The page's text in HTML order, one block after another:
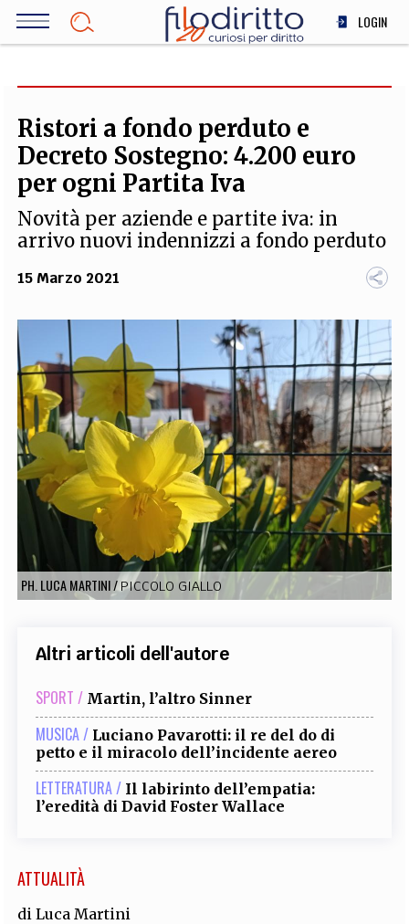
Salta
LOGIN
SOCIETÀ
MEDICINA
SCIENZA
INNOVAZIONE
ALTRO
TEAM
FILODIRITTO REDAZIONE COMITATO SCIENTIFICO AUTORI
CURATORI
FOTOGRAFI PARTNER COLLABORA CON NOI
EXTRA
CODICI RUBRICHE LIBRI PROCEEDINGS PUBBLICITÀ CONTATTI
SOCIAL MEDIA
Ristori a fondo perduto e
Decreto Sostegno: 4.200 euro
per ogni Partita Iva
Novità per aziende e partite iva: in
arrivo nuovi indennizzi a fondo perduto
15 Marzo 2021
PH. LUCA MARTINI/PICCOLO GIALLO
Altri articoli dell'autore
SPORT / Martin, l’altro Sinner
MUSICA / Luciano Pavarotti: il re del do di
petto e il miracolo dell’incidente aereo
LETTERATURA / Il labirinto dell’empatia:
l’eredità di David Foster Wallace
ATTUALITÀ
diLuca Martini